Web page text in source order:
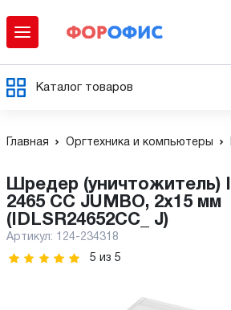
Каталог товаров
Главная Оргтехника и компьютеры
Шредер (уничтожитель) Ideal
2465 CC JUMBO, 2х15 мм
(IDLSR24652CC_ J)
Артикул: 124-234318
5 из 5